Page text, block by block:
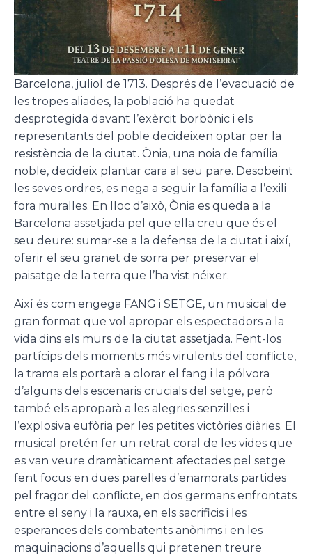
Barcelona, juliol de 1713. Després de l’evacuació de
les tropes aliades, la població ha quedat
desprotegida davant l’exèrcit borbònic i els
representants del poble decideixen optar per la
resistència de la ciutat. Ònia, una noia de família
noble, decideix plantar cara al seu pare. Desobeint
les seves ordres, es nega a seguir la família a l’exili
fora muralles. En lloc d’això, Ònia es queda a la
Barcelona assetjada pel que ella creu que és el
seu deure: sumar-se a la defensa de la ciutat i així,
oferir el seu granet de sorra per preservar el
paisatge de la terra que l’ha vist néixer.
Així és com engega FANG i SETGE, un musical de
gran format que vol apropar els espectadors a la
vida dins els murs de la ciutat assetjada. Fent-los
partícips dels moments més virulents del conflicte,
la trama els portarà a olorar el fang i la pólvora
d’alguns dels escenaris crucials del setge, però
també els aproparà a les alegries senzilles i
l’explosiva eufòria per les petites victòries diàries. El
musical pretén fer un retrat coral de les vides que
es van veure dramàticament afectades pel setge
fent focus en dues parelles d’enamorats partides
pel fragor del conflicte, en dos germans enfrontats
entre el seny i la rauxa, en els sacrificis i les
esperances dels combatents anònims i en les
maquinacions d’aquells qui pretenen treure